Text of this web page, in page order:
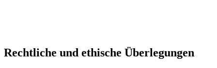
Rechtliche und ethische Überlegungen